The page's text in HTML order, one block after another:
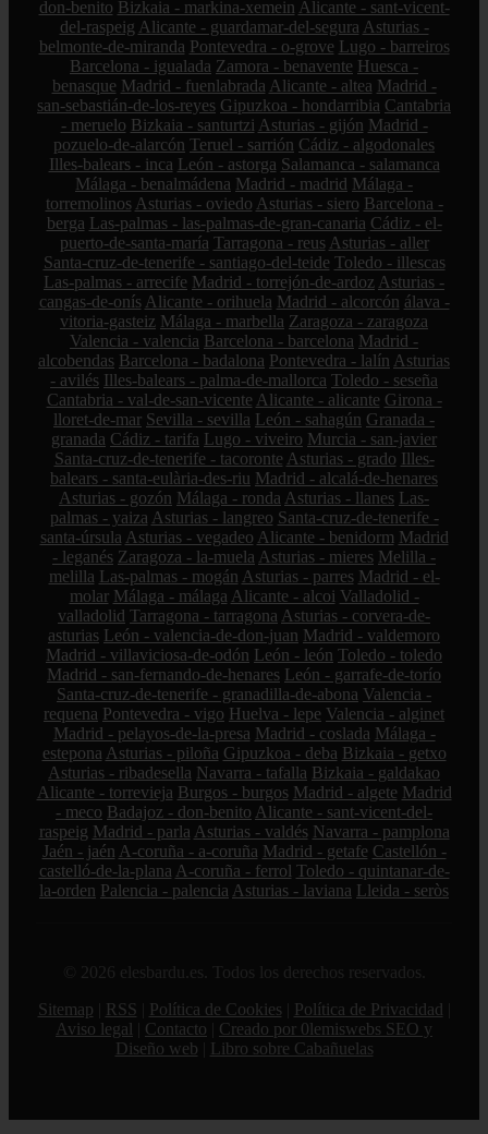
don-benito Bizkaia - markina-xemein Alicante - sant-vicent-
del-raspeig Alicante - guardamar-del-segura Asturias -
belmonte-de-miranda Pontevedra - o-grove Lugo - barreiros
Barcelona - igualada Zamora - benavente Huesca -
benasque Madrid - fuenlabrada Alicante - altea Madrid -
san-sebastián-de-los-reyes Gipuzkoa - hondarribia Cantabria
- meruelo Bizkaia - santurtzi Asturias - gijón Madrid -
pozuelo-de-alarcón Teruel - sarrión Cádiz - algodonales
Illes-balears - inca León - astorga Salamanca - salamanca
Málaga - benalmádena Madrid - madrid Málaga -
torremolinos Asturias - oviedo Asturias - siero Barcelona -
berga Las-palmas - las-palmas-de-gran-canaria Cádiz - el-
puerto-de-santa-maría Tarragona - reus Asturias - aller
Santa-cruz-de-tenerife - santiago-del-teide Toledo - illescas
Las-palmas - arrecife Madrid - torrejón-de-ardoz Asturias -
cangas-de-onís Alicante - orihuela Madrid - alcorcón álava -
vitoria-gasteiz Málaga - marbella Zaragoza - zaragoza
Valencia - valencia Barcelona - barcelona Madrid -
alcobendas Barcelona - badalona Pontevedra - lalín Asturias
- avilés Illes-balears - palma-de-mallorca Toledo - seseña
Cantabria - val-de-san-vicente Alicante - alicante Girona -
lloret-de-mar Sevilla - sevilla León - sahagún Granada -
granada Cádiz - tarifa Lugo - viveiro Murcia - san-javier
Santa-cruz-de-tenerife - tacoronte Asturias - grado Illes-
balears - santa-eulària-des-riu Madrid - alcalá-de-henares
Asturias - gozón Málaga - ronda Asturias - llanes Las-
palmas - yaiza Asturias - langreo Santa-cruz-de-tenerife -
santa-úrsula Asturias - vegadeo Alicante - benidorm Madrid
- leganés Zaragoza - la-muela Asturias - mieres Melilla -
melilla Las-palmas - mogán Asturias - parres Madrid - el-
molar Málaga - málaga Alicante - alcoi Valladolid -
valladolid Tarragona - tarragona Asturias - corvera-de-
asturias León - valencia-de-don-juan Madrid - valdemoro
Madrid - villaviciosa-de-odón León - león Toledo - toledo
Madrid - san-fernando-de-henares León - garrafe-de-torío
Santa-cruz-de-tenerife - granadilla-de-abona Valencia -
requena Pontevedra - vigo Huelva - lepe Valencia - alginet
Madrid - pelayos-de-la-presa Madrid - coslada Málaga -
estepona Asturias - piloña Gipuzkoa - deba Bizkaia - getxo
Asturias - ribadesella Navarra - tafalla Bizkaia - galdakao
Alicante - torrevieja Burgos - burgos Madrid - algete Madrid
- meco Badajoz - don-benito Alicante - sant-vicent-del-
raspeig Madrid - parla Asturias - valdés Navarra - pamplona
Jaén - jaén A-coruña - a-coruña Madrid - getafe Castellón -
castelló-de-la-plana A-coruña - ferrol Toledo - quintanar-de-
la-orden Palencia - palencia Asturias - laviana Lleida - seròs
© 2026 elesbardu.es. Todos los derechos reservados.
Sitemap
RSS Política de Cookies Política de Privacidad
Aviso legal
Contacto
Creado por 0lemiswebs SEO y
Diseño web
Libro sobre Cabañuelas